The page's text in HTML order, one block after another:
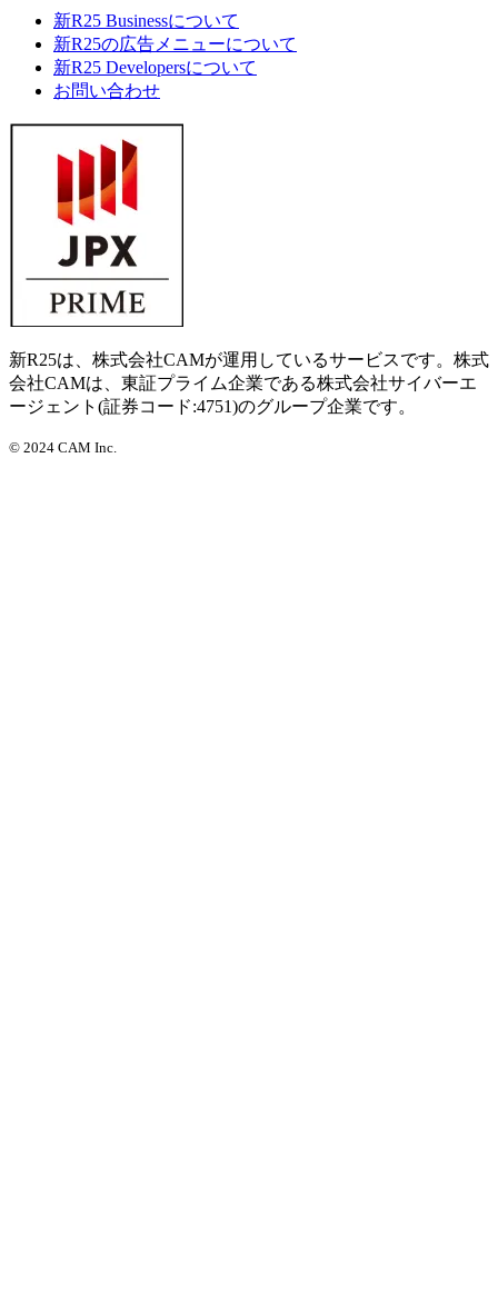
新R25 Businessについて
新R25の広告メニューについて
新R25 Developersについて
お問い合わせ
新R25は、株式会社CAMが運用しているサービスです。株式
会社CAMは、東証プライム企業である株式会社サイバーエ
ージェント(証券コード:4751)のグループ企業です。
© 2024 CAM Inc.